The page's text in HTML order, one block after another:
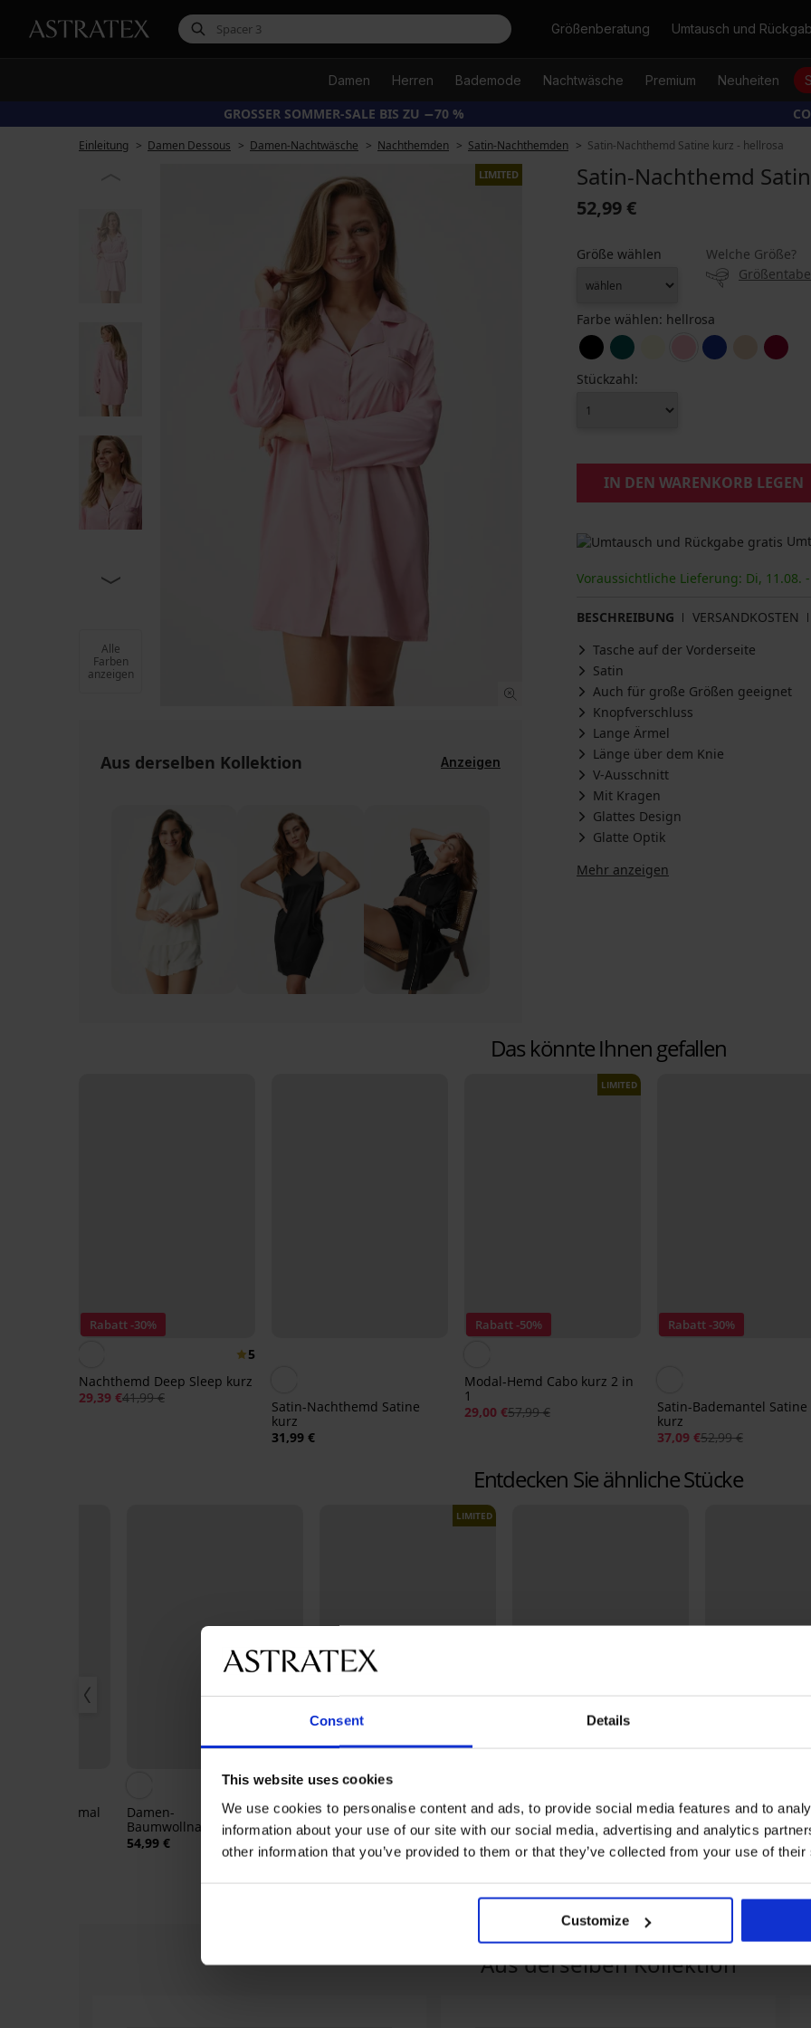
Consent Details
This website uses cookies
We use cookies to personalise content and ads, to provide social media features and to
information about your use of our site with our social media, advertising and analytics
other information that you’ve provided to them or that they’ve collected from your use of
Customize
SucheGrößenberatung Umtausch und
Damen Herren Bademode Nachtwäsche Premium Neuheiten
GROSSER SOMMER-SALE BIS ZU −70 %
Einleitung Damen Dessous Damen-Nachtwäsche Nachthemden Satin-Nachthemden Satin-Nachthemd Satine kurz - hellrosa
Alle
Farben
anzeigen
LIMITED
Aus derselben Kollektion Anzeigen
Satin-Nachthemd
52,99 €
Größe wählen
Welche Größe?
Farbe wählen: hellrosa
Stückzahl:
IN DEN WARENKORB LEGEN
Voraussichtliche Lieferung: Di, 11.08.
BESCHREIBUNG VERSANDKOSTEN
Tasche auf der Vorderseite
Satin
Auch für große Größen geeignet
Knopfverschluss
Lange Ärmel
Länge über dem Knie
V-Ausschnitt
Mit Kragen
Glattes Design
Glatte Optik
Mehr anzeigen
Das könnte Ihnen gefallen
Rabatt -30%
5
Nachthemd Deep Sleep kurz
29,39 €41,99 €
Satin-Nachthemd Satine
kurz
31,99 €
Rabatt -50%
LIMITED
Modal-Hemd Cabo kurz 2 in
1
29,00 €57,99 €
Rabatt -30%
Satin-Bademantel Satine
kurz
37,09 €52,99 €
Entdecken Sie ähnliche Stücke
Animal
Damen-
Baumwollnachthemd
Meadow lang
54,99 €
LIMITED
Nachthemd Night Hearts
kurz
49,99 €
Still-T-Shirt Karoline
44,99 €
Damen-
Cotton kurz
41,99 €
Aus derselben Kollektion